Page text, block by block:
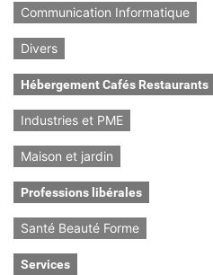
Communication Informatique
Divers
Hébergement Cafés Restaurants
Industries et PME
Maison et jardin
Professions libérales
Santé Beauté Forme
Services